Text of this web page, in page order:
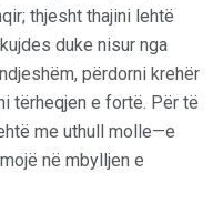
thjesht thajini lehtë
duke nisur nga
përdorni krehër
tërheqjen e fortë. Për të
me uthull molle—e
në mbylljen e